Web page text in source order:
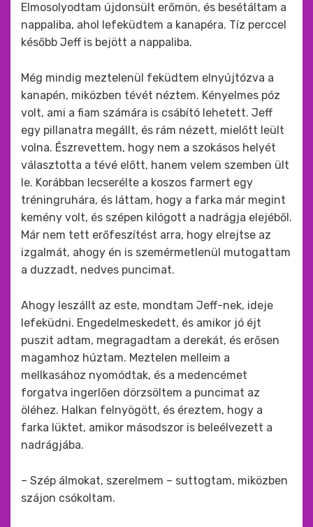
Elmosolyodtam újdonsült erőmön, és besétáltam a
nappaliba, ahol lefeküdtem a kanapéra. Tíz perccel
később Jeff is bejött a nappaliba.
Még mindig meztelenül feküdtem elnyújtózva a
kanapén, miközben tévét néztem. Kényelmes póz
volt, ami a fiam számára is csábító lehetett. Jeff
egy pillanatra megállt, és rám nézett, mielőtt leült
volna. Észrevettem, hogy nem a szokásos helyét
választotta a tévé előtt, hanem velem szemben ült
le. Korábban lecserélte a koszos farmert egy
tréningruhára, és láttam, hogy a farka már megint
kemény volt, és szépen kilógott a nadrágja elejéből.
Már nem tett erőfeszítést arra, hogy elrejtse az
izgalmát, ahogy én is szemérmetlenül mutogattam
a duzzadt, nedves puncimat.
Ahogy leszállt az este, mondtam Jeff-nek, ideje
lefeküdni. Engedelmeskedett, és amikor jó éjt
puszit adtam, megragadtam a derekát, és erősen
magamhoz húztam. Meztelen melleim a
mellkasához nyomódtak, és a medencémet
forgatva ingerlően dörzsöltem a puncimat az
öléhez. Halkan felnyögött, és éreztem, hogy a
farka lüktet, amikor másodszor is beleélvezett a
nadrágjába.
– Szép álmokat, szerelmem – suttogtam, miközben
szájon csókoltam.